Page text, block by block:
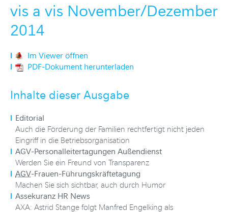
vis a vis November/Dezember
2014
Im Viewer öffnen
PDF-Dokument herunterladen
Inhalte dieser Ausgabe
Editorial
Auch die Förderung der Familien rechtfertigt nicht jeden
Eingriff in die Betriebsorganisation
AGV-Personalleitertagungen Außendienst
Werden Sie ein Freund von Transparenz
AGV-Frauen-Führungskräftetagung
Machen Sie sich sichtbar, auch durch Humor
Assekuranz HR News
AXA: Astrid Stange folgt Manfred Engelking als